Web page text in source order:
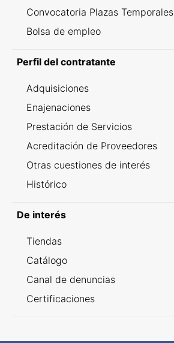
Convocatoria Plazas Temporales
Bolsa de empleo
Perfil del contratante
Adquisiciones
Enajenaciones
Prestación de Servicios
Acreditación de Proveedores
Otras cuestiones de interés
Histórico
De interés
Tiendas
Catálogo
Canal de denuncias
Certificaciones